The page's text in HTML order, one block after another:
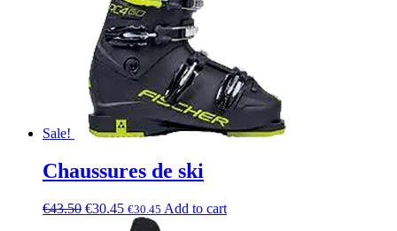
Sale!
Chaussures de ski
€43.50 €30.45 €30.45 Add to cart